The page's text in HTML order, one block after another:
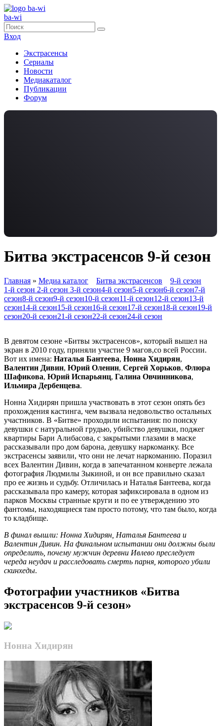
ba-wi
Вход
Экстрасенсы
Сериалы
Новости
Медиакаталог
Публикации
Форум
Битва экстрасенсов 9-й сезон
Главная » Медиа каталог Битва экстрасенсов
9-й сезон
1-й сезон 2-й сезон 3-й сезон4-й сезон5-й сезон6-й сезон7-й
сезон8-й сезон9-й сезон10-й сезон11-й сезон12-й сезон13-й
сезон14-й сезон15-й сезон16-й сезон17-й сезон18-й сезон19-й
сезон20-й сезон21-й сезон22-й сезон24-й сезон
В девятом сезоне «Битвы экстрасенсов», который вышел на
экран в 2010 году, приняли участие 9 магов,со всей России.
Вот их имена: Наталья Бантеева, Нонна Хидирян,
Валентин Дивин, Юрий Оленин, Сергей Хорьков, Флюра
Шафикова, Юрий Испарьянц, Галина Овчинникова,
Ильмира Дербенцева.
Нонна Хидирян пришла участвовать в этот сезон опять без
прохождения кастинга, чем вызвала недовольство остальных
участников. В «Битве» проходили испытания: по поиску
девушки с натуральной грудью, убийство девушки, поджег
квартиры Бари Алибасова, с закрытыми глазами в маске
рассказывали про дом барона, девушку наркоманку. Все
экстрасенсы заявили, что они не лечат наркоманию. Поразил
всех Валентин Дивин, когда в запечатанном конверте лежала
фотография Людмилы Зыкиной, и он все правильно сказал
про ее жизнь и судьбу. Отличилась и Наталья Бантеева, когда
рассказывала про камеру, которая зафиксировала в одном из
парков Москвы странные круги и по ее утверждению это
фантомы, находящиеся там просто потому, что там было, когда
то кладбище.
В финал вышли: Нонна Хидирян, Наталья Бантеева и
Валентин Дивин. На финальном испытании они должны были
определить, почему мужчин деревни Ивлево преследует
череда неудач и расследовать смерть парня, которого убили
скинхеды.
Фотографии участников «Битва
экстрасенсов 9-й сезон»
Нонна Хидирян